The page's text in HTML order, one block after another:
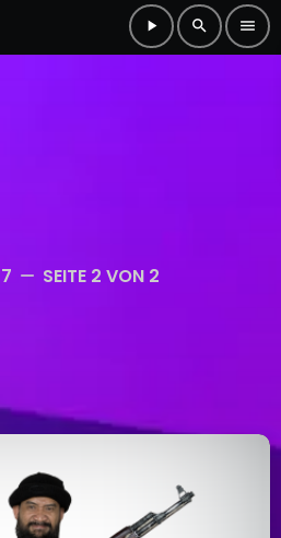
play_arrow search menu
remove SEITE 2 VON 2